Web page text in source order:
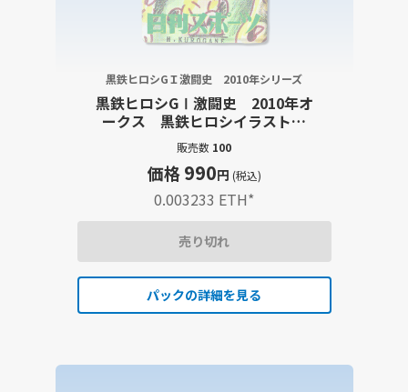
黒鉄ヒロシGＩ激闘史 2010年シリーズ
黒鉄ヒロシGⅠ激闘史 2010年オ
ークス 黒鉄ヒロシイラスト・
大型出走表・レース結果詳報記
事セット
販売数 100
価格990円 (税込)
0.003233 ETH*
売り切れ
パックの詳細を見る